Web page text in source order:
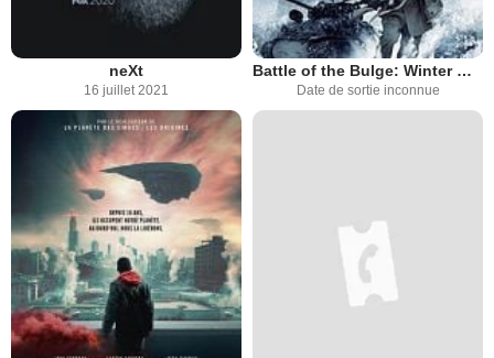
neXt
16 juillet 2021
Battle of the Bulge: Winter War
Date de sortie inconnue